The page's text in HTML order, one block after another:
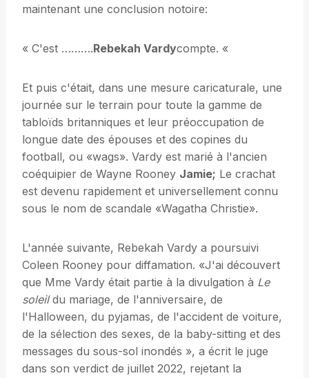
maintenant une conclusion notoire:
« C'est ……….Rebekah Vardycompte. «
Et puis c'était, dans une mesure caricaturale, une
journée sur le terrain pour toute la gamme de
tabloïds britanniques et leur préoccupation de
longue date des épouses et des copines du
football, ou «wags». Vardy est marié à l'ancien
coéquipier de Wayne Rooney Jamie; Le crachat
est devenu rapidement et universellement connu
sous le nom de scandale «Wagatha Christie».
L'année suivante, Rebekah Vardy a poursuivi
Coleen Rooney pour diffamation. «J'ai découvert
que Mme Vardy était partie à la divulgation à Le
soleildu mariage, de l'anniversaire, de
l'Halloween, du pyjamas, de l'accident de voiture,
de la sélection des sexes, de la baby-sitting et des
messages du sous-sol inondés », a écrit le juge
dans son verdict de juillet 2022, rejetant la